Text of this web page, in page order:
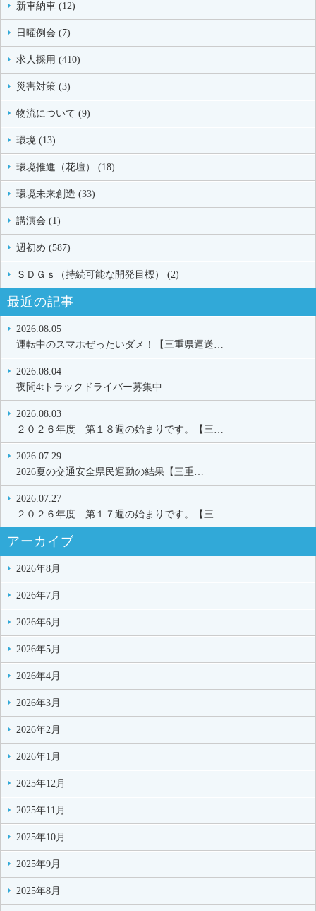
新車納車 (12)
日曜例会 (7)
求人採用 (410)
災害対策 (3)
物流について (9)
環境 (13)
環境推進（花壇） (18)
環境未来創造 (33)
講演会 (1)
週初め (587)
ＳＤＧｓ（持続可能な開発目標） (2)
最近の記事
2026.08.05
運転中のスマホぜったいダメ！【三重県運送…
2026.08.04
夜間4tトラックドライバー募集中
2026.08.03
２０２６年度 第１８週の始まりです。【三…
2026.07.29
2026夏の交通安全県民運動の結果【三重…
2026.07.27
２０２６年度 第１７週の始まりです。【三…
アーカイブ
2026年8月
2026年7月
2026年6月
2026年5月
2026年4月
2026年3月
2026年2月
2026年1月
2025年12月
2025年11月
2025年10月
2025年9月
2025年8月